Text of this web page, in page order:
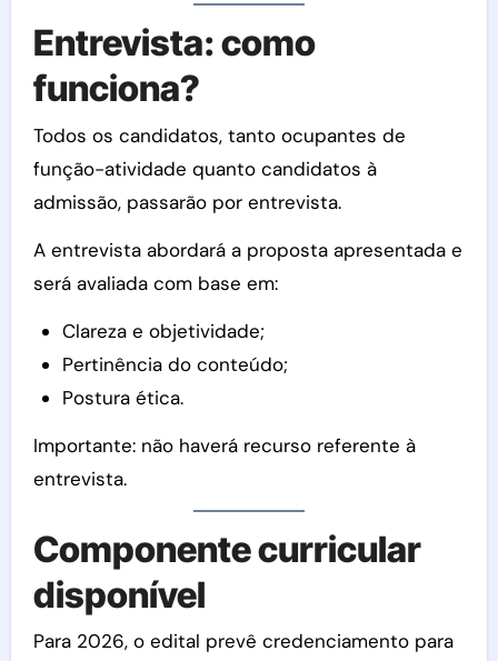
Entrevista: como
funciona?
Todos os candidatos, tanto ocupantes de
função-atividade quanto candidatos à
admissão, passarão por entrevista.
A entrevista abordará a proposta apresentada e
será avaliada com base em:
Clareza e objetividade;
Pertinência do conteúdo;
Postura ética.
Importante: não haverá recurso referente à
entrevista.
Componente curricular
disponível
Para 2026, o edital prevê credenciamento para